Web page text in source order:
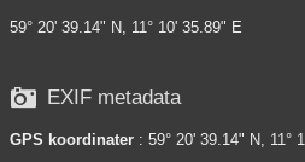
59° 20' 39.14" N, 11° 10' 35.89" E
 EXIF metadata
GPS koordinater : 59° 20' 39.14" N, 11°